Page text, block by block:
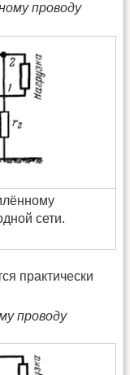
проводу
сети.
практически
проводу